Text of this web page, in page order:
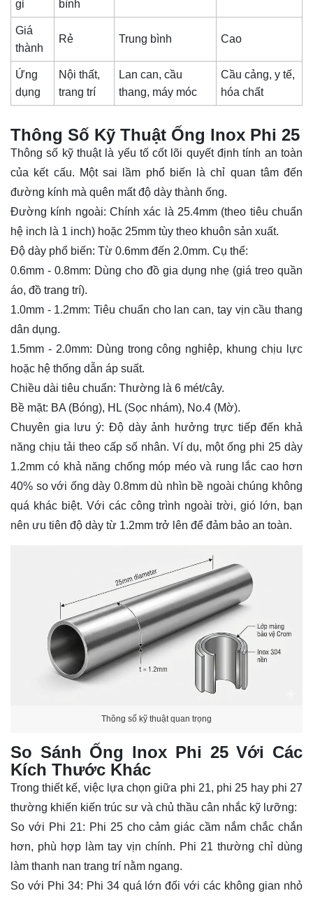
gỉ bình
Giá
thành
Rẻ Trung bình Cao
Ứng
dụng
Nội thất,
trang trí
Lan can, cầu
thang, máy móc
Cầu cảng, y tế,
hóa chất
Thông Số Kỹ Thuật Ống lnox Phi 25
Thông số kỹ thuật là yếu tố cốt lõi quyết định tính an toàn
của kết cấu. Một sai lầm phổ biến là chỉ quan tâm đến
đường kính mà quên mất độ dày thành ống.
Đường kính ngoài: Chính xác là 25.4mm (theo tiêu chuẩn
hệ inch là 1 inch) hoặc 25mm tùy theo khuôn sản xuất.
Độ dày phổ biến: Từ 0.6mm đến 2.0mm. Cụ thể:
0.6mm - 0.8mm: Dùng cho đồ gia dụng nhẹ (giá treo quần
áo, đồ trang trí).
1.0mm - 1.2mm: Tiêu chuẩn cho lan can, tay vịn cầu thang
dân dụng.
1.5mm - 2.0mm: Dùng trong công nghiệp, khung chịu lực
hoặc hệ thống dẫn áp suất.
Chiều dài tiêu chuẩn: Thường là 6 mét/cây.
Bề mặt: BA (Bóng), HL (Sọc nhám), No.4 (Mờ).
Chuyên gia lưu ý: Độ dày ảnh hưởng trực tiếp đến khả
năng chịu tải theo cấp số nhân. Ví dụ, một ống phi 25 dày
1.2mm có khả năng chống móp méo và rung lắc cao hơn
40% so với ống dày 0.8mm dù nhìn bề ngoài chúng không
quá khác biệt. Với các công trình ngoài trời, gió lớn, bạn
nên ưu tiên độ dày từ 1.2mm trở lên để đảm bảo an toàn.
Thông số kỹ thuật quan trọng
So Sánh Ống lnox Phi 25 Với Các
Kích Thước Khác
Trong thiết kế, việc lựa chọn giữa phi 21, phi 25 hay phi 27
thường khiến kiến trúc sư và chủ thầu cân nhắc kỹ lưỡng:
So với Phi 21: Phi 25 cho cảm giác cầm nắm chắc chắn
hơn, phù hợp làm tay vịn chính. Phi 21 thường chỉ dùng
làm thanh nan trang trí nằm ngang.
So với Phi 34: Phi 34 quá lớn đối với các không gian nhỏ